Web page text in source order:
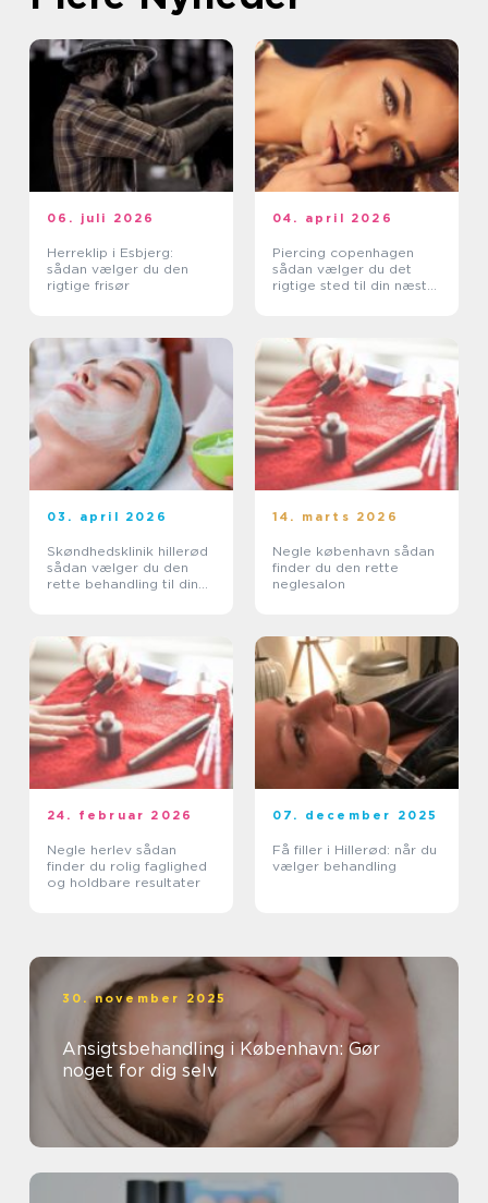
06. juli 2026
Herreklip i Esbjerg:
sådan vælger du den
rigtige frisør
04. april 2026
Piercing copenhagen
sådan vælger du det
rigtige sted til din næste
03. april 2026
Skøndhedsklinik hillerød
sådan vælger du den
rette behandling til din
14. marts 2026
Negle københavn sådan
finder du den rette
neglesalon
24. februar 2026
Negle herlev sådan
finder du rolig faglighed
og holdbare resultater
07. december 2025
Få filler i Hillerød: når du
vælger behandling
30. november 2025
Ansigtsbehandling i København: Gør
noget for dig selv